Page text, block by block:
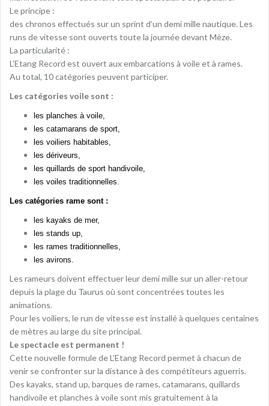
Le principe :
des chronos effectués sur un sprint d’un demi mille nautique. Les
runs de vitesse sont ouverts toute la journée devant Mèze.
La particularité :
L’Etang Record est ouvert aux embarcations à voile et à rames.
Au total, 10 catégories peuvent participer.
Les catégories voile sont :
les planches à voile,
les catamarans de sport,
les voiliers habitables,
les dériveurs,
les quillards de sport handivoile,
les voiles traditionnelles.
Les catégories rame sont :
les kayaks de mer,
les stands up,
les rames traditionnelles,
les avirons.
Les rameurs doivent effectuer leur demi mille sur un aller-retour
depuis la plage du Taurus où sont concentrées toutes les
animations.
Pour les voiliers, le run de vitesse est installé à quelques centaines
de mètres au large du site principal.
Le spectacle est permanent !
Cette nouvelle formule de L’Etang Record permet à chacun de
venir se confronter sur la distance à des compétiteurs aguerris.
Des kayaks, stand up, barques de rames, catamarans, quillards
handivoile et planches à voile sont mis gratuitement à la